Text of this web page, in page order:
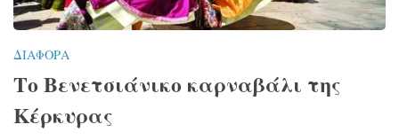
ΔΙΆΦΟΡΑ
Το Βενετσιάνικο καρναβάλι της
Κέρκυρας